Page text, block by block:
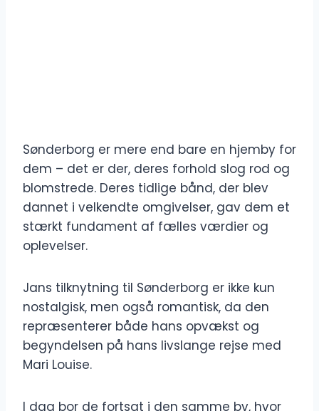
Sønderborg er mere end bare en hjemby for
dem – det er der, deres forhold slog rod og
blomstrede. Deres tidlige bånd, der blev
dannet i velkendte omgivelser, gav dem et
stærkt fundament af fælles værdier og
oplevelser.
Jans tilknytning til Sønderborg er ikke kun
nostalgisk, men også romantisk, da den
repræsenterer både hans opvækst og
begyndelsen på hans livslange rejse med
Mari Louise.
I dag bor de fortsat i den samme by, hvor